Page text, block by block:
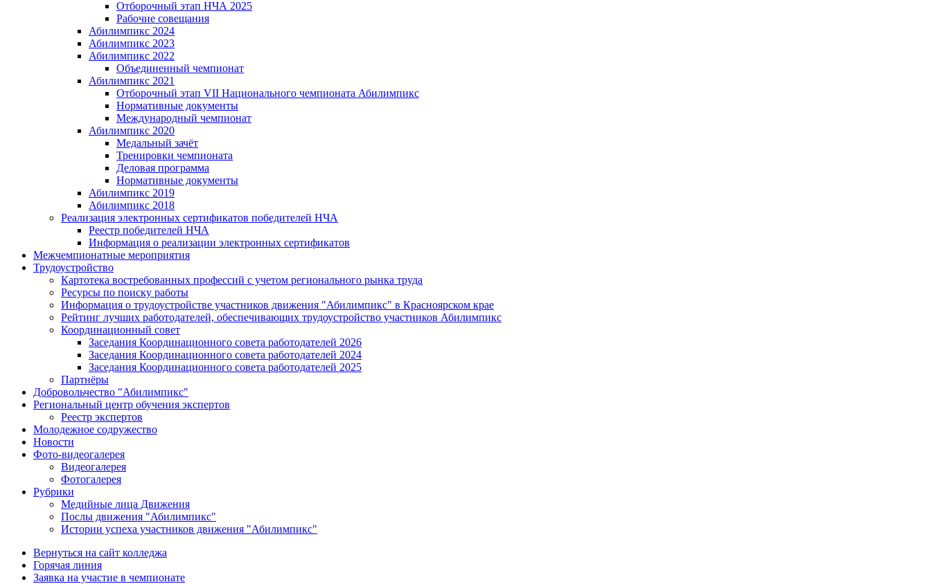
Отборочный этап НЧА 2025
Рабочие совещания
Абилимпикс 2024
Абилимпикс 2023
Абилимпикс 2022
Объединенный чемпионат
Абилимпикс 2021
Отборочный этап VII Национального чемпионата Абилимпикс
Нормативные документы
Международный чемпионат
Абилимпикс 2020
Медальный зачёт
Тренировки чемпионата
Деловая программа
Нормативные документы
Абилимпикс 2019
Абилимпикс 2018
Реализация электронных сертификатов победителей НЧА
Реестр победителей НЧА
Информация о реализации электронных сертификатов
Межчемпионатные мероприятия
Трудоустройство
Картотека востребованных профессий с учетом регионального рынка труда
Ресурсы по поиску работы
Информация о трудоустройстве участников движения "Абилимпикс" в Красноярском крае
Рейтинг лучших работодателей, обеспечивающих трудоустройство участников Абилимпикс
Координационный совет
Заседания Координационного совета работодателей 2026
Заседания Координационного совета работодателей 2024
Заседания Координационного совета работодателей 2025
Партнёры
Добровольчество "Абилимпикс"
Региональный центр обучения экспертов
Реестр экспертов
Молодежное содружество
Новости
Фото-видеогалерея
Видеогалерея
Фотогалерея
Рубрики
Медийные лица Движения
Послы движения "Абилимпикс"
Истории успеха участников движения "Абилимпикс"
Вернуться на сайт колледжа
Горячая линия
Заявка на участие в чемпионате